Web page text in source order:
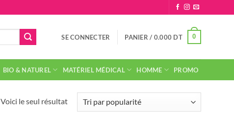
SE CONNECTER PANIER / 0.000 DT 0
BIO & NATUREL MATÉRIEL MÉDICAL HOMME PROMO
Voici le seul résultat